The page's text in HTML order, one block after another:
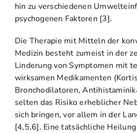
hin zu verschiedenen
psychogenen Faktoren [3].
Die Therapie mit Mitteln der
Medizin besteht zumeist in der
Linderung von Symptomen mit
wirksamen Medikamenten
Bronchodilatoren,
selten das Risiko erheblicher
sich bringen, vor allem in der
[4,5,6]. Eine tatsächliche